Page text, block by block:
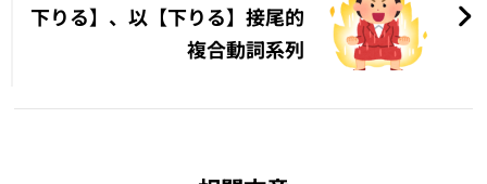
下りる】、以【下りる】接尾的
複合動詞系列